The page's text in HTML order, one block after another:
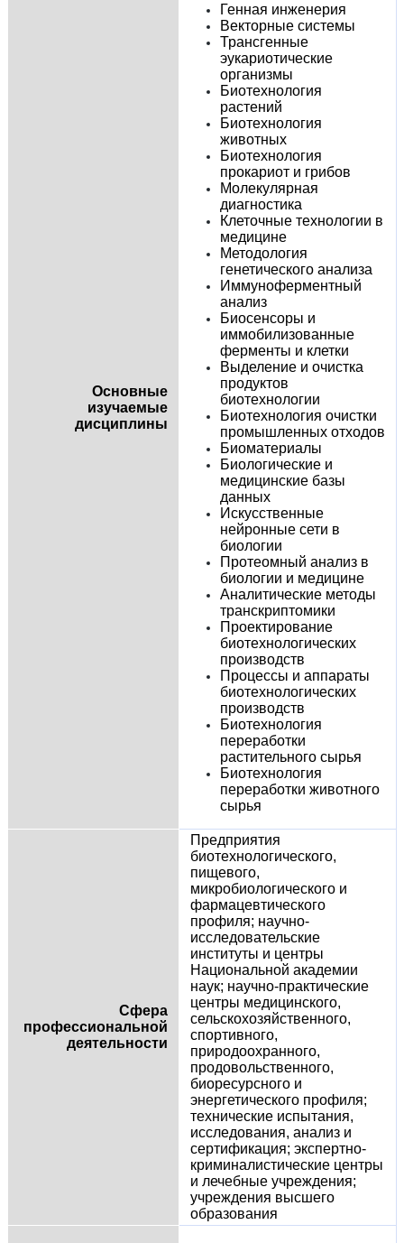
Основные
изучаемые
дисциплины
Генная инженерия
Векторные системы
Трансгенные
эукариотические
организмы
Биотехнология
растений
Биотехнология
животных
Биотехнология
прокариот и грибов
Молекулярная
диагностика
Клеточные технологии в
медицине
Методология
генетического анализа
Иммуноферментный
анализ
Биосенсоры и
иммобилизованные
ферменты и клетки
Выделение и очистка
продуктов
биотехнологии
Биотехнология очистки
промышленных отходов
Биоматериалы
Биологические и
медицинские базы
данных
Искусственные
нейронные сети в
биологии
Протеомный анализ в
биологии и медицине
Аналитические методы
транскриптомики
Проектирование
биотехнологических
производств
Процессы и аппараты
биотехнологических
производств
Биотехнология
переработки
растительного сырья
Биотехнология
переработки животного
сырья
Сфера
профессиональной
деятельности
Предприятия
биотехнологического,
пищевого,
микробиологического и
фармацевтического
профиля; научно-
исследовательские
институты и центры
Национальной академии
наук; научно-практические
центры медицинского,
сельскохозяйственного,
спортивного,
природоохранного,
продовольственного,
биоресурсного и
энергетического профиля;
технические испытания,
исследования, анализ и
сертификация; экспертно-
криминалистические центры
и лечебные учреждения;
учреждения высшего
образования